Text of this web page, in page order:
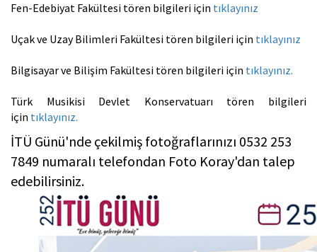
Fen-Edebiyat Fakültesi tören bilgileri için tıklayınız
Uçak ve Uzay Bilimleri Fakültesi tören bilgileri için tıklayınız
Bilgisayar ve Bilişim Fakültesi tören bilgileri için tıklayınız.
Türk Musikisi Devlet Konservatuarı tören bilgileri
için tıklayınız.
İTÜ Günü'nde çekilmiş fotoğraflarınızı 0532 253
7849 numaralı telefondan Foto Koray'dan talep
edebilirsiniz.